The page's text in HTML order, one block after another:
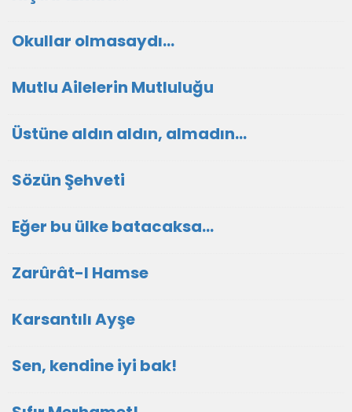
Okullar olmasaydı...
Mutlu Ailelerin Mutluluğu
Üstüne aldın aldın, almadın...
Sözün Şehveti
Eğer bu ülke batacaksa...
Zarûrât-I Hamse
Karsantılı Ayşe
Sen, kendine iyi bak!